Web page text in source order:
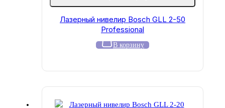
Лазерный нивелир Bosch GLL 2-50
Professional
В корзину